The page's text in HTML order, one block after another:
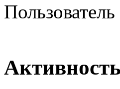
Активность